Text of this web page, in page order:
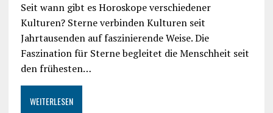
Seit wann gibt es Horoskope verschiedener
Kulturen? Sterne verbinden Kulturen seit
Jahrtausenden auf faszinierende Weise. Die
Faszination für Sterne begleitet die Menschheit seit
den frühesten…
WEITERLESEN